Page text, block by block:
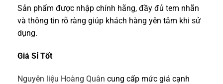
Sản phẩm được nhập chính hãng, đầy đủ tem nhãn
và thông tin rõ ràng giúp khách hàng yên tâm khi sử
dụng.
Giá Sỉ Tốt
Nguyên liệu Hoàng Quân cung cấp mức giá cạnh